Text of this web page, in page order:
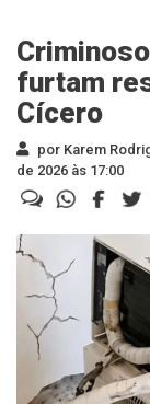
furtam
Cícero
por Karem
de 2026 às 17:00